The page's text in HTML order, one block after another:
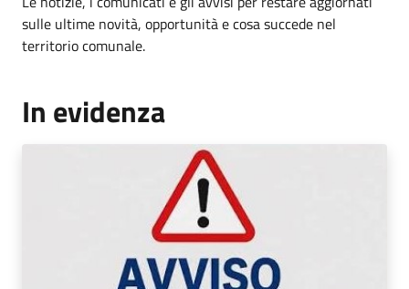
sulle ultime novità, opportunità e cosa succede nel
territorio comunale.
In evidenza